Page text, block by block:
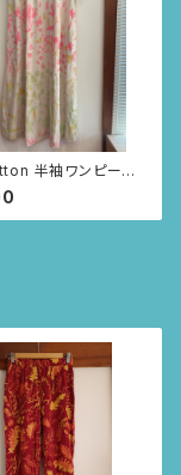
半袖ワンピー
ー/お花とちょうち